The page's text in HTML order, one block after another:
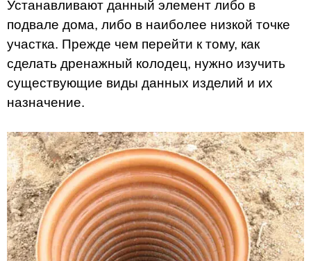
Устанавливают данный элемент либо в
подвале дома, либо в наиболее низкой точке
участка. Прежде чем перейти к тому, как
сделать дренажный колодец, нужно изучить
существующие виды данных изделий и их
назначение.